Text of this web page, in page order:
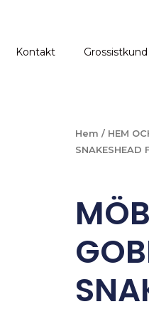
Kontakt Grossistkund
Hem / HEM
SNAKESHEAD